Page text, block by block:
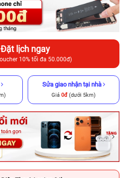
Đặt lịch ngay
10% tối đa 50.000đ)
Sửa giao nhận tại nhà
Giá 0đ (dưới 5km)